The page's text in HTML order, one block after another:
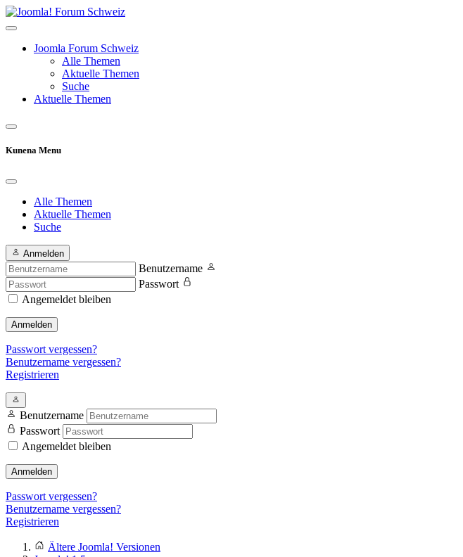
Joomla Forum Schweiz
Alle Themen
Aktuelle Themen
Suche
Aktuelle Themen
Kunena Menu
Alle Themen
Aktuelle Themen
Suche
Anmelden
Benutzername
Passwort
Angemeldet bleiben
Anmelden
Passwort vergessen?
Benutzername vergessen?
Registrieren
Benutzername
Passwort
Angemeldet bleiben
Anmelden
Passwort vergessen?
Benutzername vergessen?
Registrieren
Ältere Joomla! Versionen